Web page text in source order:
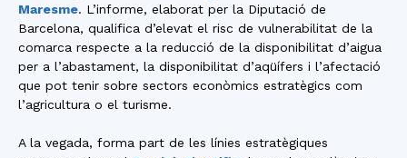
Maresme. L’informe, elaborat per la Diputació de
Barcelona, qualifica d’elevat el risc de vulnerabilitat de la
comarca respecte a la reducció de la disponibilitat d’aigua
per a l’abastament, la disponibilitat d’aqüífers i l’afectació
que pot tenir sobre sectors econòmics estratègics com
l’agricultura o el turisme.
A la vegada, forma part de les línies estratègiques